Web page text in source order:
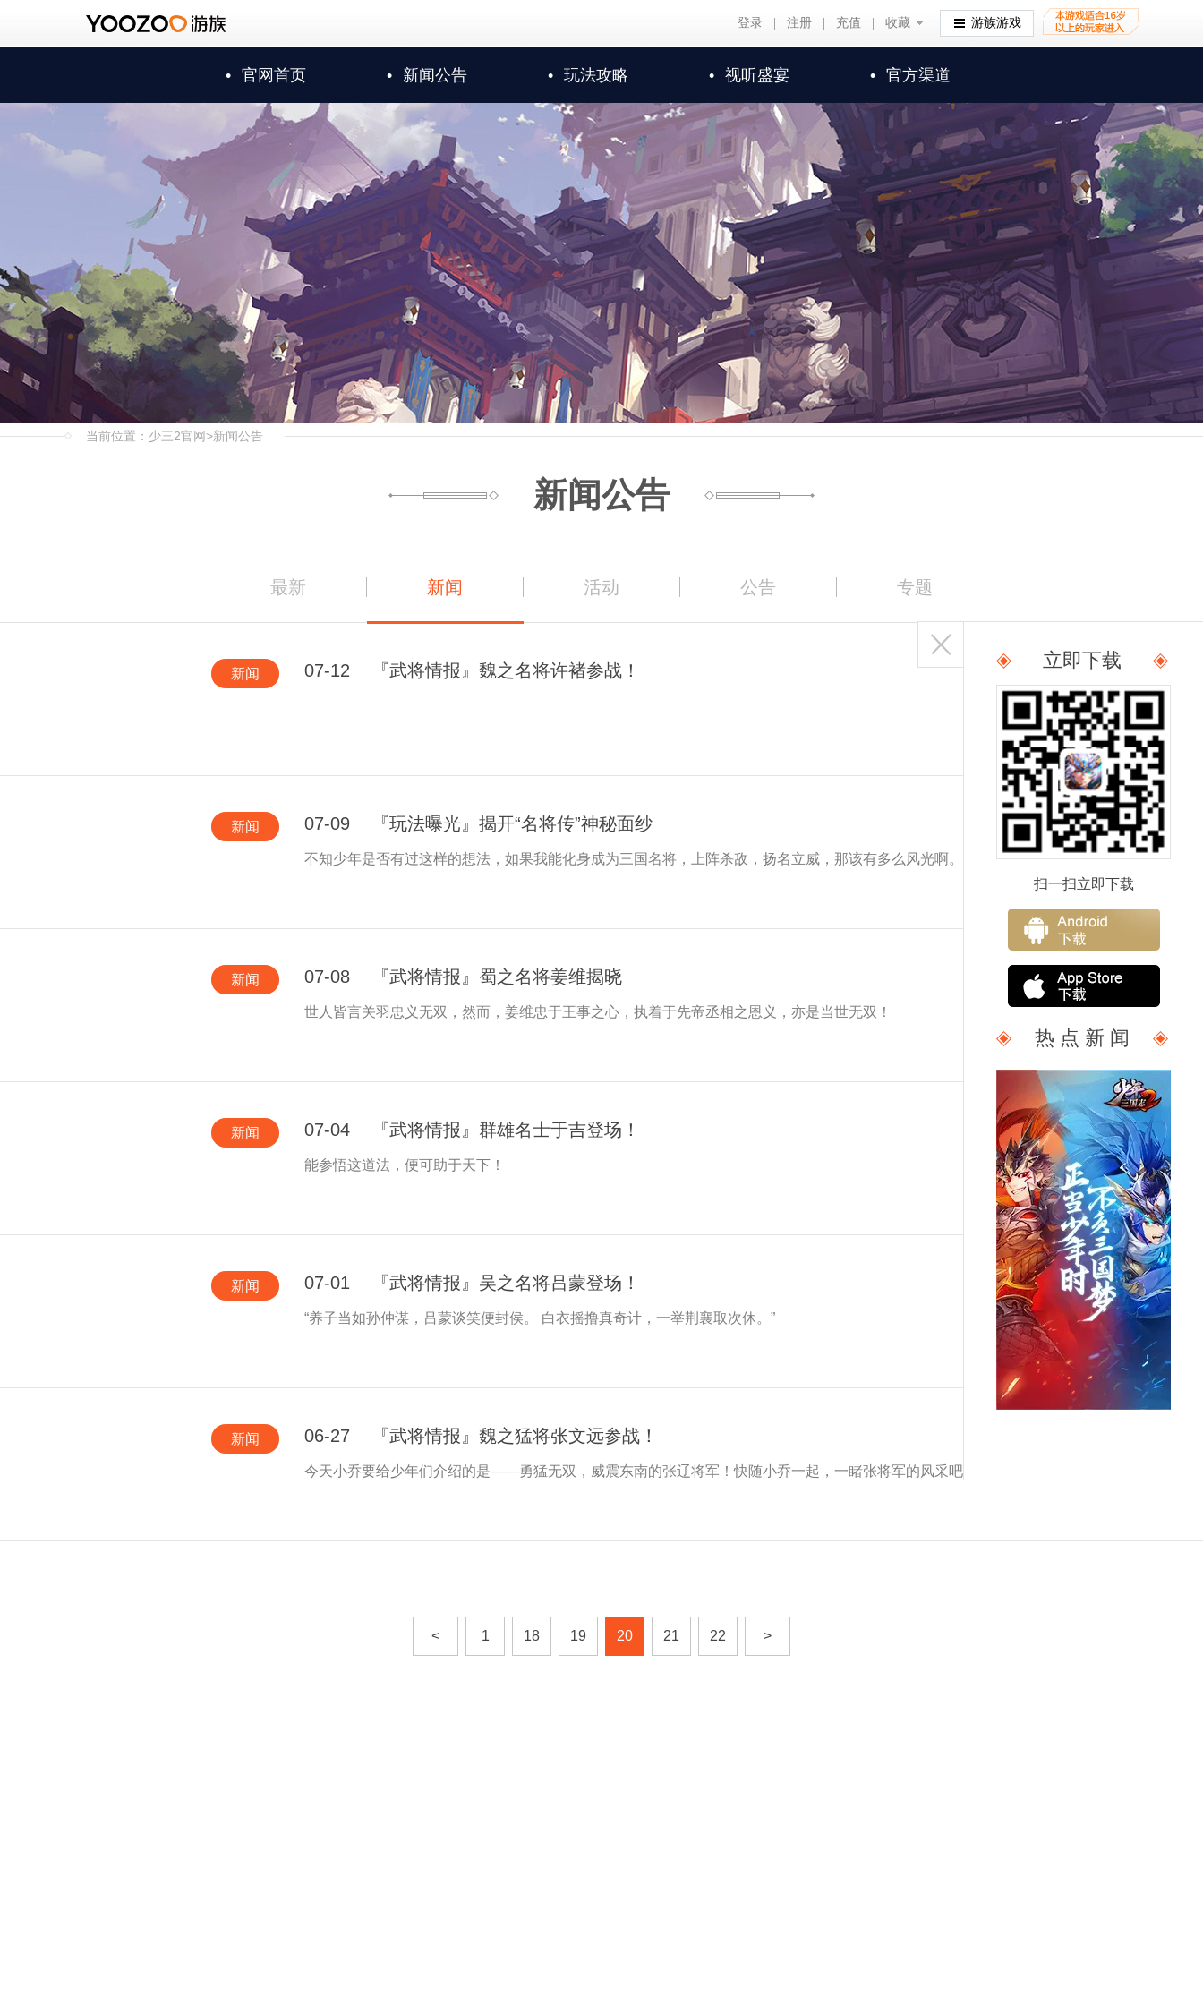
登录 注册 充值 收藏
收藏 游族游戏
• 官网首页 • 新闻公告 • 玩法攻略 • 视听盛宴 • 官方渠道
当前位置： 少三2官网>新闻公告
新闻公告
最新 新闻 活动 公告 专题
新闻 07-12 『武将情报』魏之名将许褚参战！
新闻 07-09 『玩法曝光』揭开“名将传”神秘面纱
不知少年是否有过这样的想法，如果我能化身成为三国名将，上阵杀敌，扬名立威，那该有多么风光啊。
新闻 07-08 『武将情报』蜀之名将姜维揭晓
世人皆言关羽忠义无双，然而，姜维忠于王事之心，执着于先帝丞相之恩义，亦是当世无双！
新闻 07-04 『武将情报』群雄名士于吉登场！
能参悟这道法，便可助于天下！
新闻 07-01 『武将情报』吴之名将吕蒙登场！
“养子当如孙仲谋，吕蒙谈笑便封侯。 白衣摇撸真奇计，一举荆襄取次休。”
新闻 06-27 『武将情报』魏之猛将张文远参战！
今天小乔要给少年们介绍的是——勇猛无双，威震东南的张辽将军！快随小乔一起，一睹张将军的风采吧~
< 1 18 19 20 21 22 >
立即下载
扫一扫立即下载
热 点 新 闻